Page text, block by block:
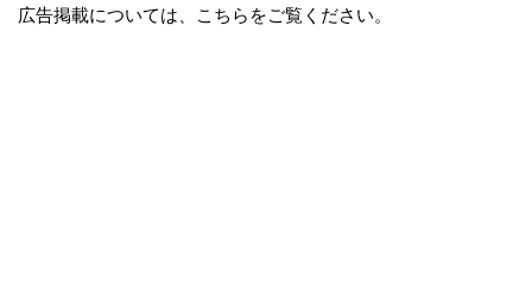
広告掲載については、こちらをご覧ください。